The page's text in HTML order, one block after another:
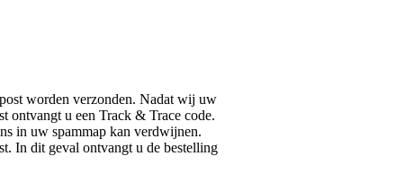
worden verzonden. Nadat wij uw
ontvangt u een Track & Trace code.
in uw spammap kan verdwijnen.
In dit geval ontvangt u de bestelling